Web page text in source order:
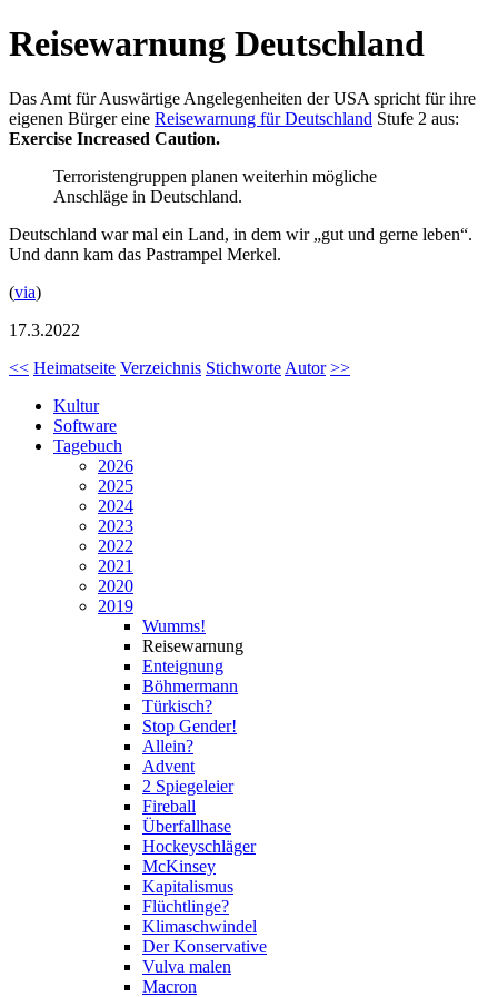
Reisewarnung Deutschland
Das Amt für Auswärtige Angelegenheiten der USA spricht für ihre
eigenen Bürger eine Reisewarnung für Deutschland Stufe 2 aus:
Exercise Increased Caution.
Terroristengruppen planen weiterhin mögliche
Anschläge in Deutschland.
Deutschland war mal ein Land, in dem wir „gut und gerne leben“.
Und dann kam das Pastrampel Merkel.
(via)
17.3.2022
<< Heimatseite Verzeichnis Stichworte Autor >>
Kultur
Software
Tagebuch
2026
2025
2024
2023
2022
2021
2020
2019
Wumms!
Reisewarnung
Enteignung
Böhmermann
Türkisch?
Stop Gender!
Allein?
Advent
2 Spiegeleier
Fireball
Überfallhase
Hockeyschläger
McKinsey
Kapitalismus
Flüchtlinge?
Klimaschwindel
Der Konservative
Vulva malen
Macron